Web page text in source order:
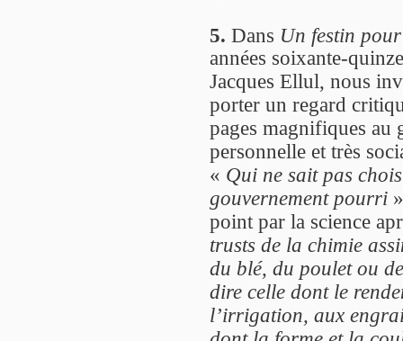
5. Dans Un festin
années soixante-
Jacques Ellul, nous
porter un regard
pages magnifiques au
personnelle et très
« Qui ne sait pas
gouvernement pourri
point par la science
trusts de la chimie
du blé, du poulet ou
dire celle dont le
l’irrigation, aux